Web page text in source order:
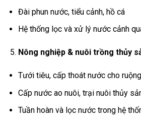
Đài phun nước, tiểu cảnh, hồ cá
Hệ thống lọc và xử lý nước cảnh
Nông nghiệp & nuôi trồng thủy
Tưới tiêu, cấp thoát nước cho
Cấp nước ao nuôi, trại nuôi thủy
Tuần hoàn và lọc nước trong hệ